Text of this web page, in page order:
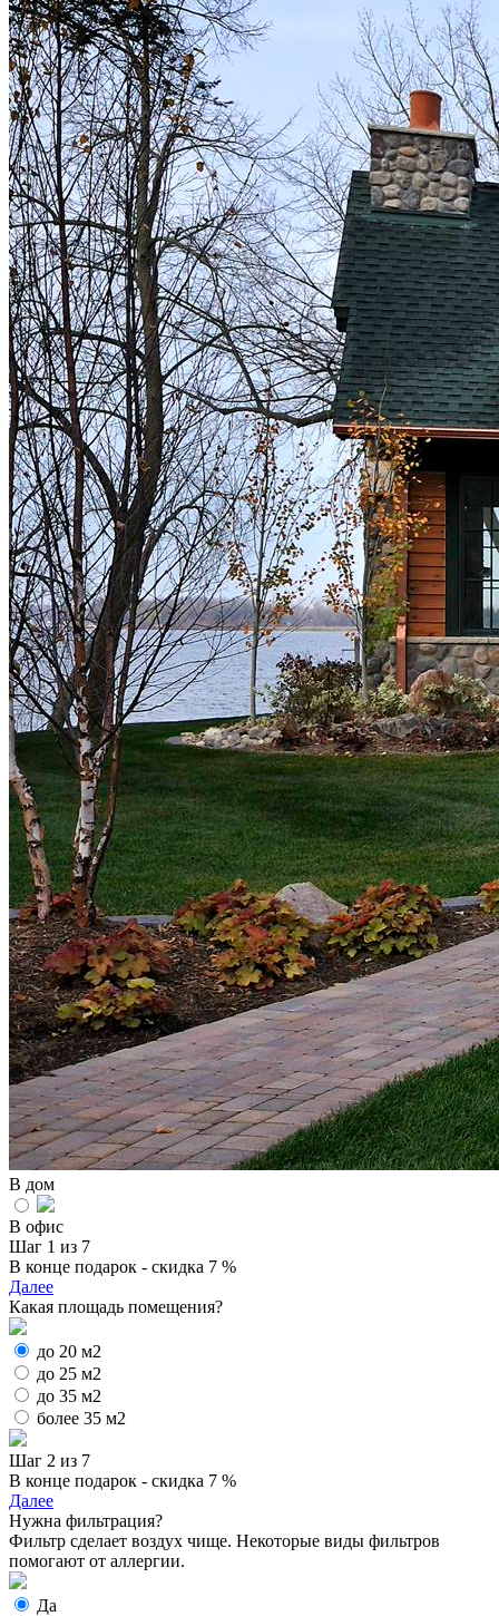
В дом
В офис
Шаг 1 из 7
В конце подарок - скидка 7 %
Далее
Какая площадь помещения?
до 20 м2
до 25 м2
до 35 м2
более 35 м2
Шаг 2 из 7
В конце подарок - скидка 7 %
Далее
Нужна фильтрация?
Фильтр сделает воздух чище. Некоторые виды фильтров
помогают от аллергии.
Да